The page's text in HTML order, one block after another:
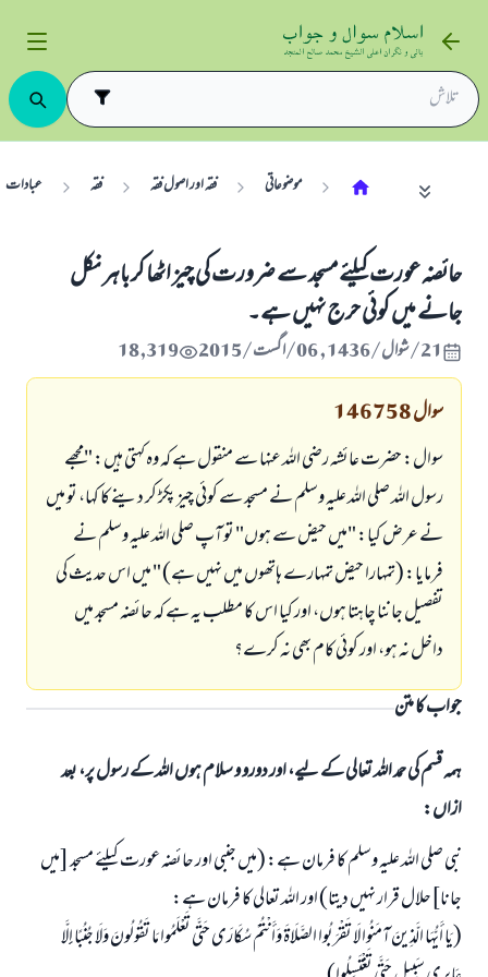
موضوعاتی فقہ اور اصول فقہ فقہ عبادات
حائضہ عورت کیلئے مسجد سے ضرورت کی چیز اٹھا کر باہر نکل
جانے میں کوئی حرج نہیں ہے۔
21/شوال/1436 , 06/اگست/2015 18,319
سوال146758
سوال: حضرت عائشہ رضی اللہ عنہا سے منقول ہے کہ وہ کہتی ہیں: "مجھے
رسول اللہ صلی اللہ علیہ وسلم نے مسجد سے کوئی چیز پکڑ کر دینے کا کہا، تو میں
نے عرض کیا: "میں حیض سے ہوں" تو آپ صلی اللہ علیہ وسلم نے
فرمایا: (تمہارا حیض تمہارے ہاتھوں میں نہیں ہے) " میں اس حدیث کی
تفصیل جاننا چاہتا ہوں، اور کیا اس کا مطلب یہ ہے کہ حائضہ مسجد میں
داخل نہ ہو، اور کوئی کام بھی نہ کرے؟
جواب کا متن
ہمہ قسم کی حمد اللہ تعالی کے لیے، اور دورو و سلام ہوں اللہ کے رسول پر، بعد
ازاں:
نبی صلی اللہ علیہ وسلم کا فرمان ہے: (میں جنبی اور حائضہ عورت کیلئے مسجد [میں
جانا]حلال قرار نہیں دیتا) اور اللہ تعالی کا فرمان ہے:
(يَا أَيُّهَا الَّذِينَ آمَنُوا لَا تَقْرَبُوا الصَّلَاةَ وَأَنْتُمْ سُكَارَى حَتَّى تَعْلَمُوا مَا تَقُولُونَ وَلَا جُنُبًا إِلَّا